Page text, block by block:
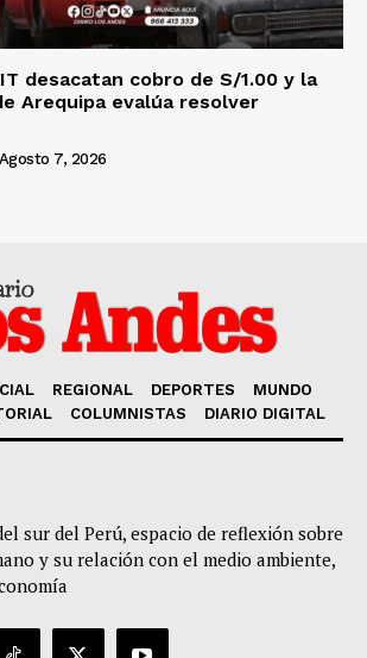
desacatan cobro de S/1.00 y la
Arequipa evalúa resolver
Agosto 7, 2026
REGIONAL DEPORTES
MUNDO
COLUMNISTAS DIARIO DIGITAL
sur del Perú, espacio de reflexión sobre
y su relación con el medio ambiente,